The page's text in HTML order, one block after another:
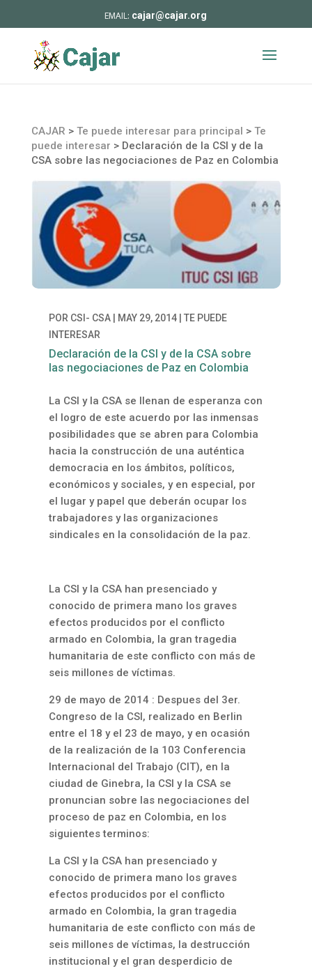
cajar@cajar.org
CAJAR > Te puede interesar para principal > Te
puede interesar > Declaración de la CSI y de la
CSA sobre las negociaciones de Paz en Colombia
POR CSI- CSA| MAY 29, 2014| TE PUEDE
INTERESAR
Declaración de la CSI y de la CSA sobre
las negociaciones de Paz en Colombia
La CSI y la CSA se llenan de esperanza con
el logro de este acuerdo por las inmensas
posibilidades que se abren para Colombia
hacia la construcción de una auténtica
democracia en los ámbitos, políticos,
económicos y sociales, y en especial, por
el lugar y papel que deberán ocupar los
trabajadores y las organizaciones
sindicales en la consolidación de la paz.
La CSI y la CSA han presenciado y
conocido de primera mano los graves
efectos producidos por el conflicto
armado en Colombia, la gran tragedia
humanitaria de este conflicto con más de
seis millones de víctimas.
29 de mayo de 2014 : Despues del 3er.
Congreso de la CSI, realizado en Berlin
entre el 18 y el 23 de mayo, y en ocasión
de la realización de la 103 Conferencia
Internacional del Trabajo (CIT), en la
ciudad de Ginebra, la CSI y la CSA se
pronuncian sobre las negociaciones del
proceso de paz en Colombia, en los
siguientes terminos:
La CSI y la CSA han presenciado y
conocido de primera mano los graves
efectos producidos por el conflicto
armado en Colombia, la gran tragedia
humanitaria de este conflicto con más de
seis millones de víctimas, la destrucción
institucional y el gran desperdicio de